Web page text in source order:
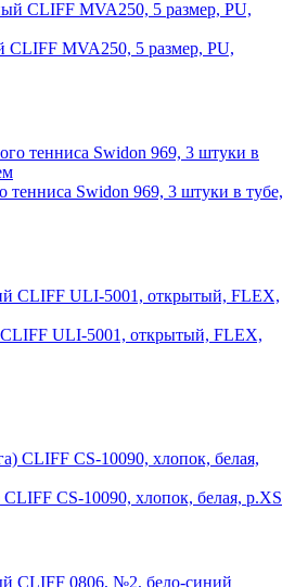
CLIFF MVA250, 5 размер, PU,
тенниса Swidon 969, 3 штуки в тубе,
ULI-5001, открытый, FLEX,
CLIFF CS-10090, хлопок, белая, р.XS